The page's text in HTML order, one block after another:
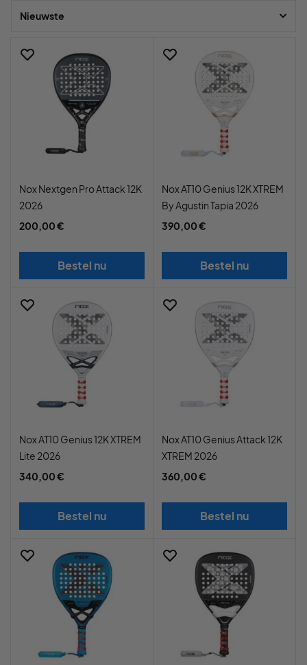
Nieuwste
Nox Nextgen Pro Attack 12K
2026
200,00 €
Bestel nu
Nox AT10 Genius 12K XTREM
By Agustin Tapia 2026
390,00 €
Bestel nu
Nox AT10 Genius 12K XTREM
Lite 2026
340,00 €
Bestel nu
Nox AT10 Genius Attack 12K
XTREM 2026
360,00 €
Bestel nu